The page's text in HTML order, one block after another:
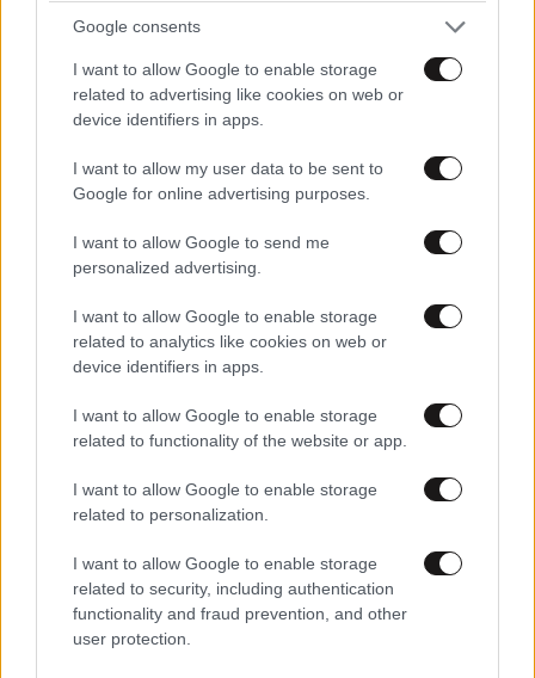
Google consents
I want to allow Google to enable storage
related to advertising like cookies on web or
device identifiers in apps.
I want to allow my user data to be sent to
Google for online advertising purposes.
I want to allow Google to send me
personalized advertising.
I want to allow Google to enable storage
related to analytics like cookies on web or
device identifiers in apps.
I want to allow Google to enable storage
related to functionality of the website or app.
I want to allow Google to enable storage
related to personalization.
I want to allow Google to enable storage
related to security, including authentication
functionality and fraud prevention, and other
user protection.
«Θέλω τον μπαμπά μου»: Νέο βίντεο της
ώρες μετά τον γάμο της προκαλεί οργή
5 ροφήματα που μπορείτε να πίνετε πριν τον
ύπνο για καλύτερα επίπεδα σακχάρου στο αίμα